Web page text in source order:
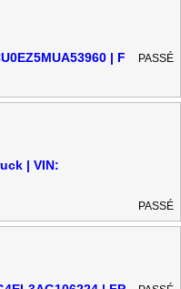
| F
PASSÉ
| VIN:
PASSÉ